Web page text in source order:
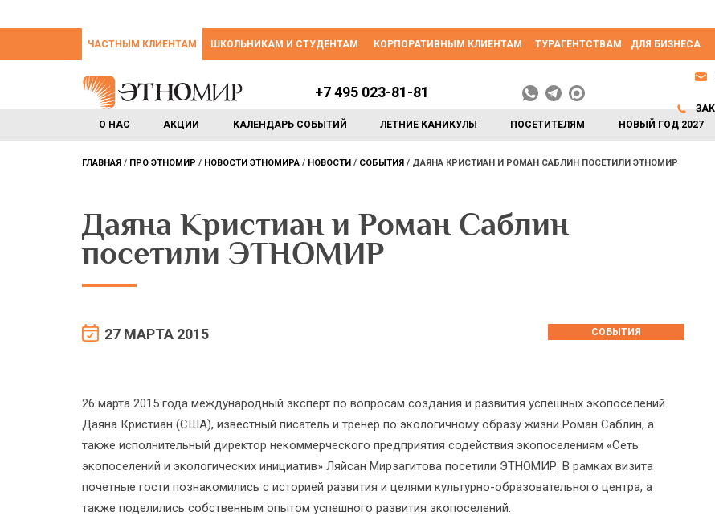
ЧАСТНЫМ КЛИЕНТАМ ШКОЛЬНИКАМ И СТУДЕНТАМ КОРПОРАТИВНЫМ КЛИЕНТАМ ТУРАГЕНТСТВАМ ДЛЯ БИЗНЕСА
О НАС АКЦИИ КАЛЕНДАРЬ СОБЫТИЙ ЛЕТНИЕ КАНИКУЛЫ ПОСЕТИТЕЛЯМ НОВЫЙ ГОД 2027
+7 495 023-81-81
ГЛАВНАЯ ПРО ЭТНОМИР НОВОСТИ ЭТНОМИРА НОВОСТИ СОБЫТИЯ ДАЯНА КРИСТИАН И РОМАН САБЛИН ПОСЕТИЛИ ЭТНОМИР
Даяна Кристиан и Роман Саблин
посетили ЭТНОМИР
27 МАРТА 2015 СОБЫТИЯ
26 марта 2015 года международный эксперт по вопросам создания и развития успешных экопоселений
Даяна Кристиан (США), известный писатель и тренер по экологичному образу жизни Роман Саблин, а
также исполнительный директор некоммерческого предприятия содействия экопоселениям «Сеть
экопоселений и экологических инициатив» Ляйсан Мирзагитова посетили ЭТНОМИР. В рамках визита
почетные гости познакомились с историей развития и целями культурно-образовательного центра, а
также поделились собственным опытом успешного развития экопоселений.